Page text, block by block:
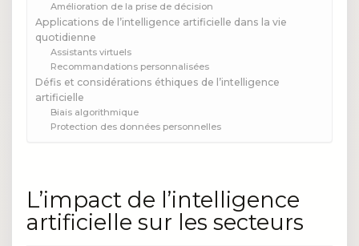
Amélioration de la prise de décision
Applications de l’intelligence artificielle dans la vie
quotidienne
Assistants virtuels
Recommandations personnalisées
Défis et considérations éthiques de l’intelligence
artificielle
Biais algorithmique
Protection des données personnelles
L’impact de l’intelligence
artificielle sur les secteurs